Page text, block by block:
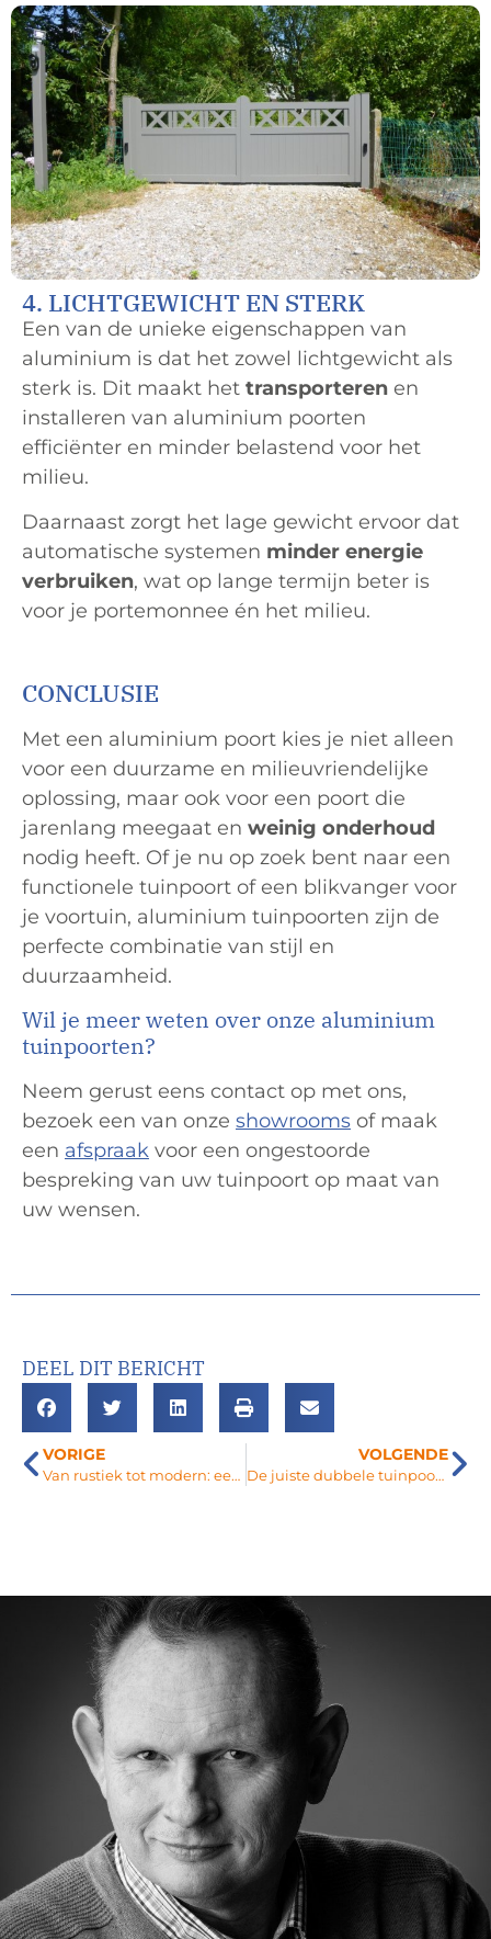
4. LICHTGEWICHT EN STERK
Een van de unieke eigenschappen van
aluminium is dat het zowel lichtgewicht als
sterk is. Dit maakt het transporteren en
installeren van aluminium poorten
efficiënter en minder belastend voor het
milieu.
Daarnaast zorgt het lage gewicht ervoor dat
automatische systemen minder energie
verbruiken, wat op lange termijn beter is
voor je portemonnee én het milieu.
CONCLUSIE
Met een aluminium poort kies je niet alleen
voor een duurzame en milieuvriendelijke
oplossing, maar ook voor een poort die
jarenlang meegaat en weinig onderhoud
nodig heeft. Of je nu op zoek bent naar een
functionele tuinpoort of een blikvanger voor
je voortuin, aluminium tuinpoorten zijn de
perfecte combinatie van stijl en
duurzaamheid.
Wil je meer weten over onze aluminium
tuinpoorten?
Neem gerust eens contact op met ons,
bezoek een van onze showrooms of maak
een afspraak voor een ongestoorde
bespreking van uw tuinpoort op maat van
uw wensen.
DEEL DIT BERICHT
VORIGE
Van rustiek tot modern: een tuinpoortje voor ieders smaak
VOLGENDE
De juiste dubbele tuinpoort voor jouw tuin